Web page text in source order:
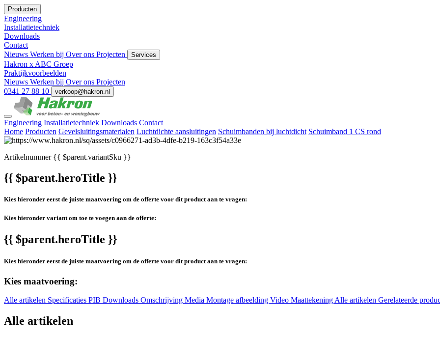
Producten
Engineering
Installatietechniek
Downloads
Contact
Nieuws Werken bij Over ons Projecten Services
Hakron x ABC Groep
Praktijkvoorbeelden
Nieuws Werken bij Over ons Projecten
0341 27 88 10
verkoop@hakron.nl
Engineering Installatietechniek Downloads Contact
Home Producten Gevelsluitingsmaterialen Luchtdichte aansluitingen Schuimbanden bij luchtdicht Schuimband 1 CS rond
Artikelnummer{{ $parent.variantSku }}
{{ $parent.heroTitle }}
Kies hieronder eerst de juiste maatvoering om de offerte voor dit product aan te vragen:
Kies hieronder variant om toe te voegen aan de offerte:
{{ $parent.heroTitle }}
Kies hieronder eerst de juiste maatvoering om de offerte voor dit product aan te vragen:
Kies maatvoering:
Alle artikelen Specificaties PIB Downloads Omschrijving Media Montage afbeelding Video MaattekeningAlle artikelen Gerelateerde
Alle artikelen